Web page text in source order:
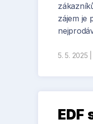
zájem je
5. 5. 2025
EDF